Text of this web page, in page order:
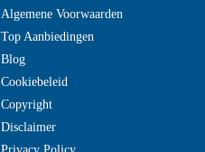
Algemene Voorwaarden
Top Aanbiedingen
Blog
Cookiebeleid
Copyright
Disclaimer